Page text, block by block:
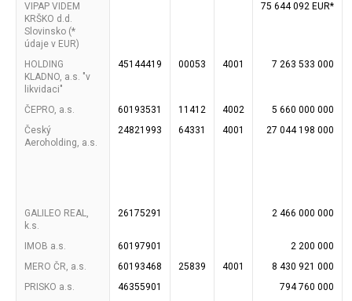
VIPAP VIDEM
KRŠKO d.d.
Slovinsko (*
údaje v EUR)
75 644 092 EUR*
HOLDING
KLADNO, a.s. "v
likvidaci"
45144419 00053 4001 7 263 533 000
ČEPRO, a.s. 60193531 11412 4002
5 660 000 000
Český
Aeroholding, a.s.
24821993 64331 4001 27 044 198 000
GALILEO REAL,
k.s.
26175291 2 466 000 000
IMOB a.s. 60197901
2 200 000
MERO ČR, a.s.
60193468 25839 4001
8 430 921 000
PRISKO a.s.
46355901
794 760 000